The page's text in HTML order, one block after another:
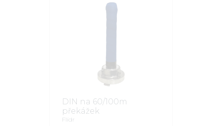
DIN na 60/100m
překážek
Flídr